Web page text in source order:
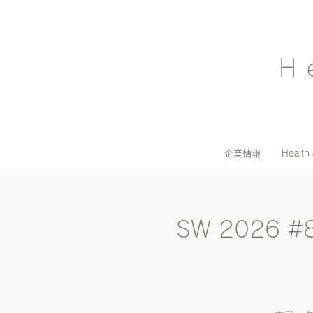
企業情報 Health
SW 2026